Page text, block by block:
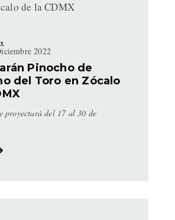
2022
Pinocho de
del Toro en Zócalo
proyectará del 17 al 30 de